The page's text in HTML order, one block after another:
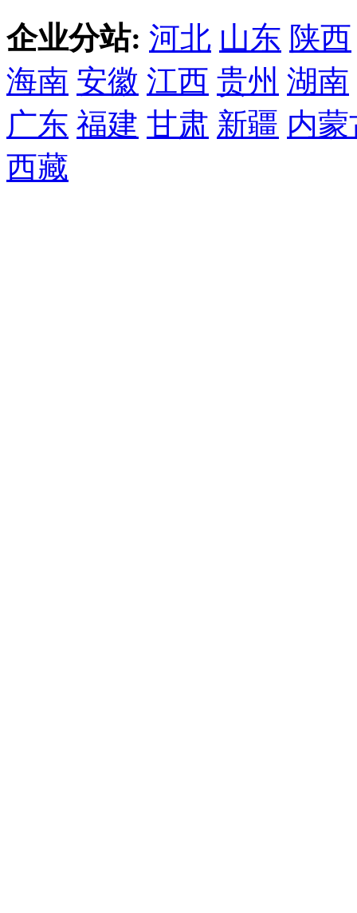
企业分站: 河北 山东 陕西
海南 安徽 江西 贵州 湖南
广东 福建 甘肃 新疆 内蒙
西藏